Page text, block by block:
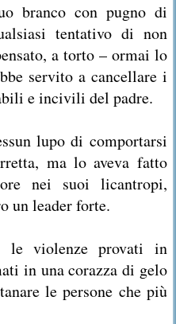
branco con pugno di
tentativo di non
a torto – ormai lo
servito a cancellare i
e incivili del padre.
lupo di comportarsi
ma lo aveva fatto
nei suoi licantropi,
un leader forte.
violenze provati in
in una corazza di gelo
le persone che più